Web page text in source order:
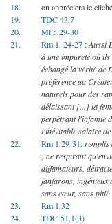
18.
on appréciera le
19.
TDC 43,7
20.
Mt 5,29-30
21.
Rm 1, 24-27 :Aussi
à une impureté où
échangé la vérité de
préférence au
naturels pour des
délaissant [...] la
perpétrant l'infamie
l'inévitable salaire
22.
Rm 1,29-31:remplis
; ne respirant
diffamateurs,
fanfarons, ingénieux
sans cœur, sans pitié
23.
Rm 1,32
24.
TDC 51,1(3)